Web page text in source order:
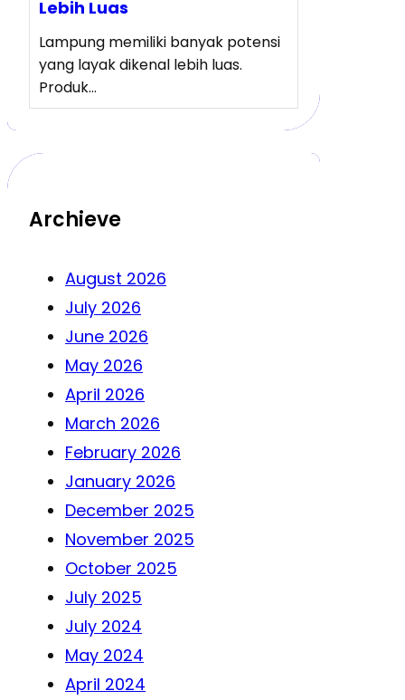
Lebih Luas
Lampung memiliki banyak potensi
yang layak dikenal lebih luas.
Produk…
Archieve
August 2026
July 2026
June 2026
May 2026
April 2026
March 2026
February 2026
January 2026
December 2025
November 2025
October 2025
July 2025
July 2024
May 2024
April 2024